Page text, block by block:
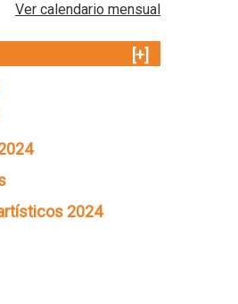
Ver calendario mensual
[+]
2024